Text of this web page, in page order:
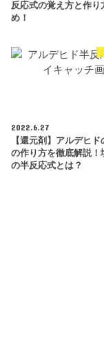
反応式の覚え方と作り
め！
2022.6.27
【還元剤】アルデヒ
の作り方を徹底解説！
の半反応式とは？